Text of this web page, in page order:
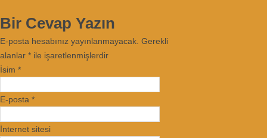
Bir Cevap Yazın
E-posta hesabınız yayınlanmayacak. Gerekli
alanlar * ile işaretlenmişlerdir
İsim *
E-posta *
İnternet sitesi